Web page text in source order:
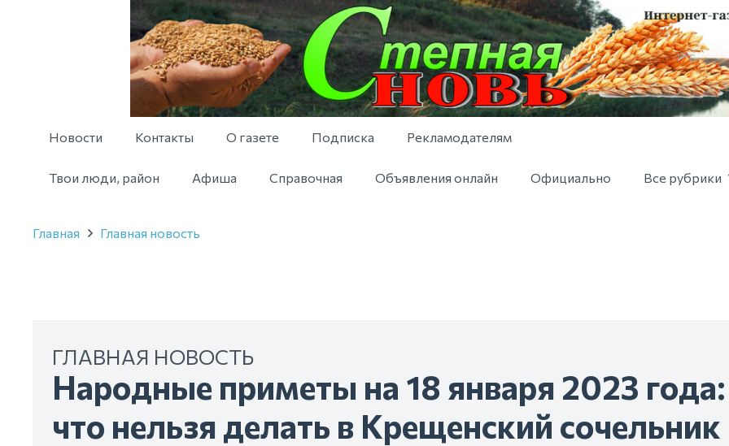
Новости Контакты О газете Подписка Рекламодателям
Твои люди, район Афиша Справочная Объявления онлайн Официально Все рубрики
Главная Главная новость
ГЛАВНАЯ НОВОСТЬ
Народные приметы на 18 января 2023 года:
что нельзя делать в Крещенский сочельник